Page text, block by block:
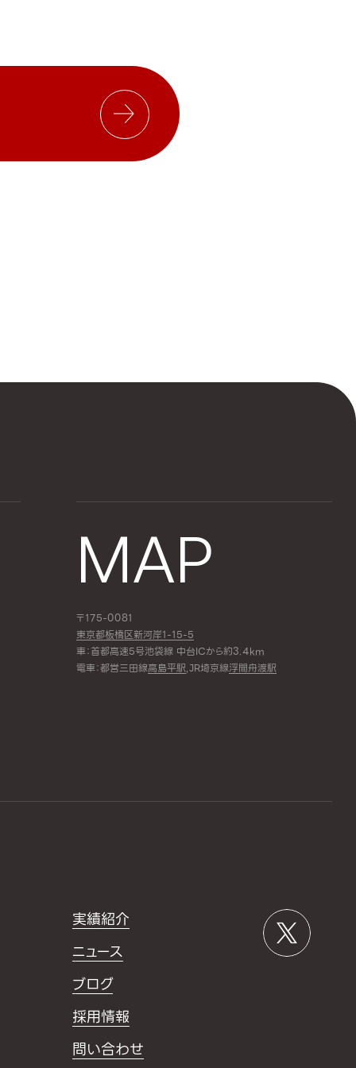
MAP
〒175-0081
東京都板橋区新河岸1-15-5
車：首都高速5号池袋線 中台ICから約3.4km
電車：都営三田線高島平駅,JR埼京線浮間舟渡駅
実績紹介
ニュース
ブログ
採用情報
問い合わせ